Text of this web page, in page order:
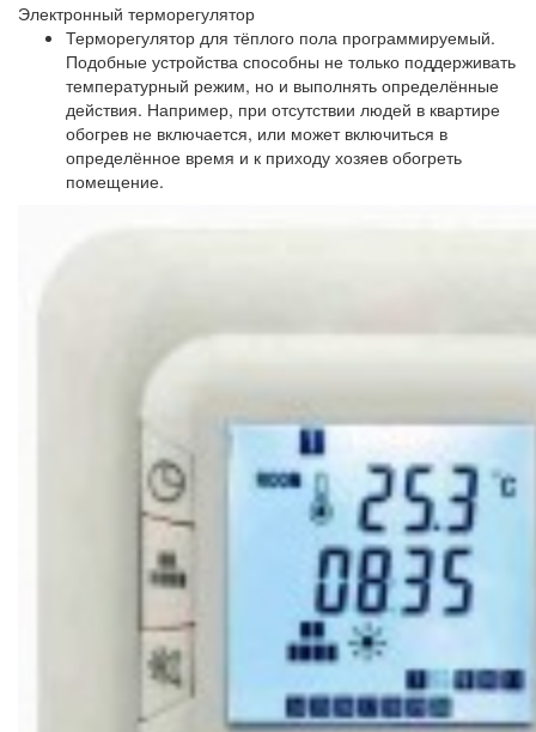
Электронный терморегулятор
Терморегулятор для тёплого пола программируемый.
Подобные устройства способны не только поддерживать
температурный режим, но и выполнять определённые
действия. Например, при отсутствии людей в квартире
обогрев не включается, или может включиться в
определённое время и к приходу хозяев обогреть
помещение.